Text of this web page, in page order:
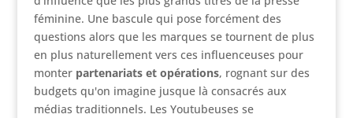
féminine. Une bascule qui pose forcément des
questions alors que les marques se tournent de plus
en plus naturellement vers ces influenceuses pour
monterpartenariats et opérations, rognant sur des
budgets qu'on imagine jusque là consacrés aux
médias traditionnels. Les Youtubeuses se